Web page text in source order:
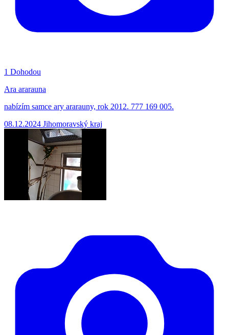
1 Dohodou
Ara ararauna
nabízím samce ary ararauny, rok 2012. 777 169 005.
08.12.2024 Jihomoravský kraj